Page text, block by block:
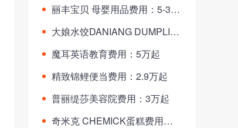
丽丰宝贝 母婴用品费用：5-30
大娘水饺DANIANG DUMPLIN
魔耳英语教育费用：5万起
精致锦鲤便当费用：2.9万起
普丽缇莎美容院费用：3万起
奇米克 CHEMICK蛋糕费用：1